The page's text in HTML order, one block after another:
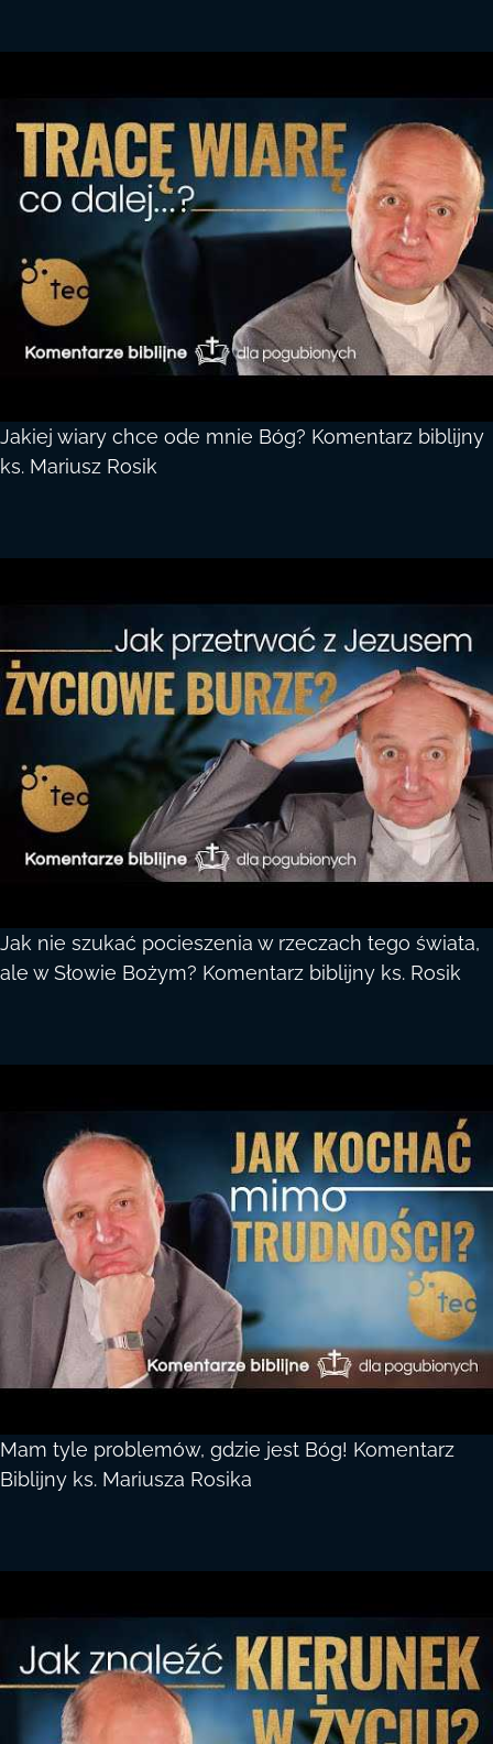
Jakiej wiary chce ode mnie Bóg? Komentarz biblijny
ks. Mariusz Rosik
Jak nie szukać pocieszenia w rzeczach tego świata,
ale w Słowie Bożym? Komentarz biblijny ks. Rosik
Mam tyle problemów, gdzie jest Bóg! Komentarz
Biblijny ks. Mariusza Rosika